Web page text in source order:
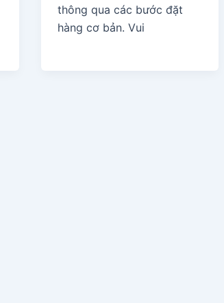
thông qua các bước đặt
hàng cơ bản. Vui